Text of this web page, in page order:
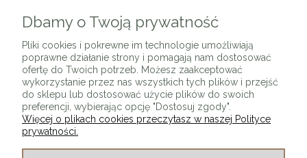
Dbamy o Twoją prywatność
Pliki cookies i pokrewne im technologie umożliwiają
poprawne działanie strony i pomagają nam dostosować
ofertę do Twoich potrzeb. Możesz zaakceptować
wykorzystanie przez nas wszystkich tych plików i przejść
do sklepu lub dostosować użycie plików do swoich
preferencji, wybierając opcję "Dostosuj zgody".
Więcej o plikach cookies przeczytasz w naszej Polityce
prywatności.